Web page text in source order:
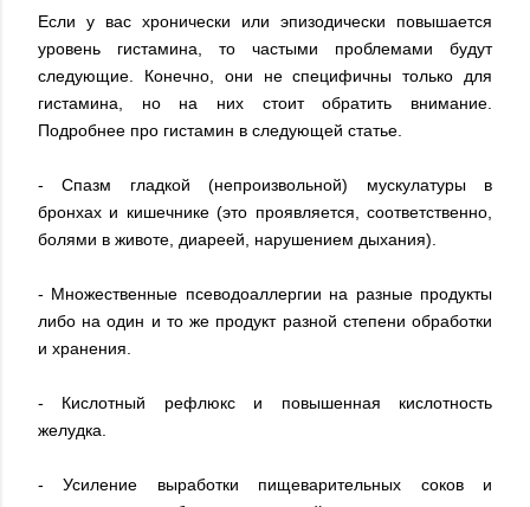
Если у вас хронически или эпизодически повышается
уровень гистамина, то частыми проблемами будут
следующие. Конечно, они не специфичны только для
гистамина, но на них стоит обратить внимание.
Подробнее про гистамин в следующей статье.
- Спазм гладкой (непроизвольной) мускулатуры в
бронхах и кишечнике (это проявляется, соответственно,
болями в животе, диареей, нарушением дыхания).
- Множественные псеводоаллергии на разные продукты
либо на один и то же продукт разной степени обработки
и хранения.
- Кислотный рефлюкс и повышенная кислотность
желудка.
- Усиление выработки пищеварительных соков и